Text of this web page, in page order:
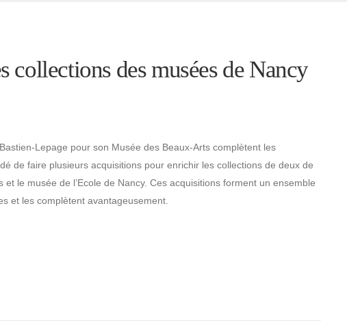
collections des musées de Nancy
Lepage pour son Musée des Beaux-Arts complètent les
de faire plusieurs acquisitions pour enrichir les collections de deux de
le musée de l’Ecole de Nancy. Ces acquisitions forment un ensemble
et les complètent avantageusement.